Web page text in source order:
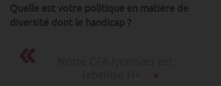
Quelle est votre politique en matière de
diversité dont le handicap ?